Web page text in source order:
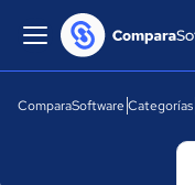
ComparaSoftware Categorías